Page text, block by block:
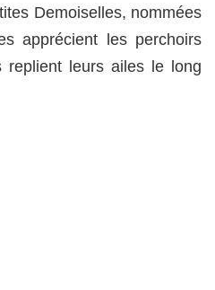
Demoiselles, nommées
apprécient les perchoirs
replient leurs ailes le long